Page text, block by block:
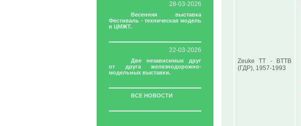
28-03-2026
Весенняя выставка
Фестиваль - техническая модель
в ЦМЖТ.
22-03-2026
Две независимых друг
от друга железнодорожно-
модельных выставки.
ВСЕ НОВОСТИ
Zeuke TT - BTTB
(ГДР), 1957-1993